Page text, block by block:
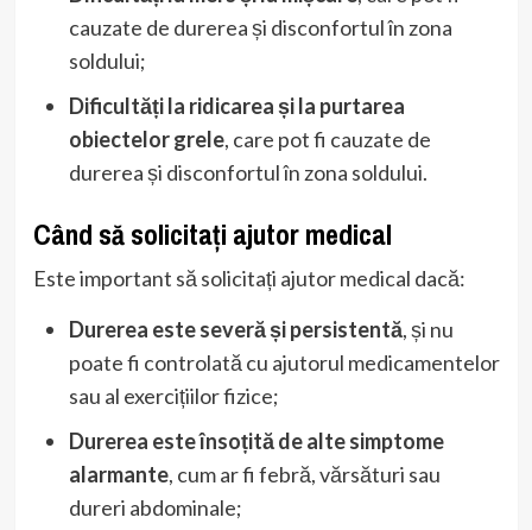
cauzate de durerea și disconfortul în zona
soldului;
Dificultăți la ridicarea și la purtarea
obiectelor grele, care pot fi cauzate de
durerea și disconfortul în zona soldului.
Când să solicitați ajutor medical
Este important să solicitați ajutor medical dacă:
Durerea este severă și persistentă, și nu
poate fi controlată cu ajutorul medicamentelor
sau al exercițiilor fizice;
Durerea este însoțită de alte simptome
alarmante, cum ar fi febră, vărsături sau
dureri abdominale;